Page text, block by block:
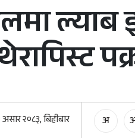
ल्याब
२०८३, बिहीबार अ